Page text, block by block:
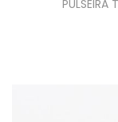
PULSEIRA